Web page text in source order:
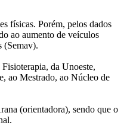
físicas. Porém, pelos dados
ao aumento de veículos
(Semav).
da Unoeste,
ao Mestrado, ao Núcleo de
(orientadora), sendo que o